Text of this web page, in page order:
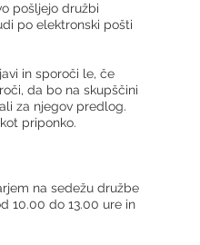
pošljejo družbi
po elektronski pošti
in sporoči le, če
da bo na skupščini
za njegov predlog.
priponko.
na sedežu družbe
10.00 do 13.00 ure in